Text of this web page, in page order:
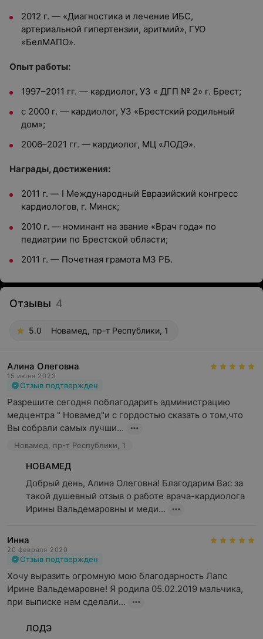
2012 г. — «Диагностика и лечение ИБС,
артериальной гипертензии, аритмий», ГУО
«БелМАПО».
Опыт работы:
1997–2011 гг. — кардиолог, УЗ « ДГП № 2» г. Брест;
с 2000 г. — кардиолог, УЗ «Брестский родильный
дом»;
2006–2021 гг. — кардиолог, МЦ «ЛОДЭ».
Награды, достижения:
2011 г. — I Международный Евразийский конгресс
кардиологов, г. Минск;
2010 г. — номинант на звание «Врач года» по
педиатрии по Брестской области;
2011 г. — Почетная грамота МЗ РБ.
Отзывы 4
5.0 Новамед, пр-т Республики, 1
Алина Олеговна
15 июня 2023
Отзыв подтвержден
Разрешите сегодня поблагодарить администрацию
медцентра " Новамед"и с гордостью сказать о том,что
Вы собрали самых лучши...
Новамед, пр-т Республики, 1
НОВАМЕД
Добрый день, Алина Олеговна! Благодарим Вас за
такой душевный отзыв о работе врача-кардиолога
Ирины Вальдемаровны и меди...
Инна
20 февраля 2020
Отзыв подтвержден
Хочу выразить огромную мою благодарность Лапс
Ирине Вальдемаровне! Я родила 05.02.2019 мальчика,
при выписке нам сделали...
ЛОДЭ